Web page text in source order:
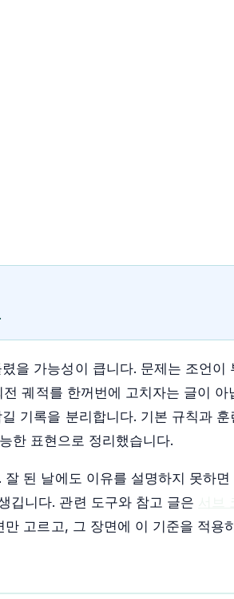
을 가능성이 큽니다. 문제는 조언이
궤적를 한꺼번에 고치자는 글이 아
기록을 분리합니다. 기본 규칙과 훈
한 표현으로 정리했습니다.
된 날에도 이유를 설명하지 못하면
깁니다. 관련 도구와 참고 글은
고르고, 그 장면에 이 기준을 적용